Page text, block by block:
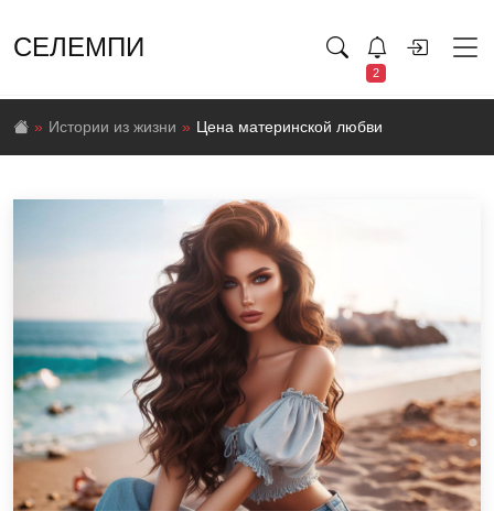
СЕЛЕМПИ
2
Истории из жизни Цена материнской любви